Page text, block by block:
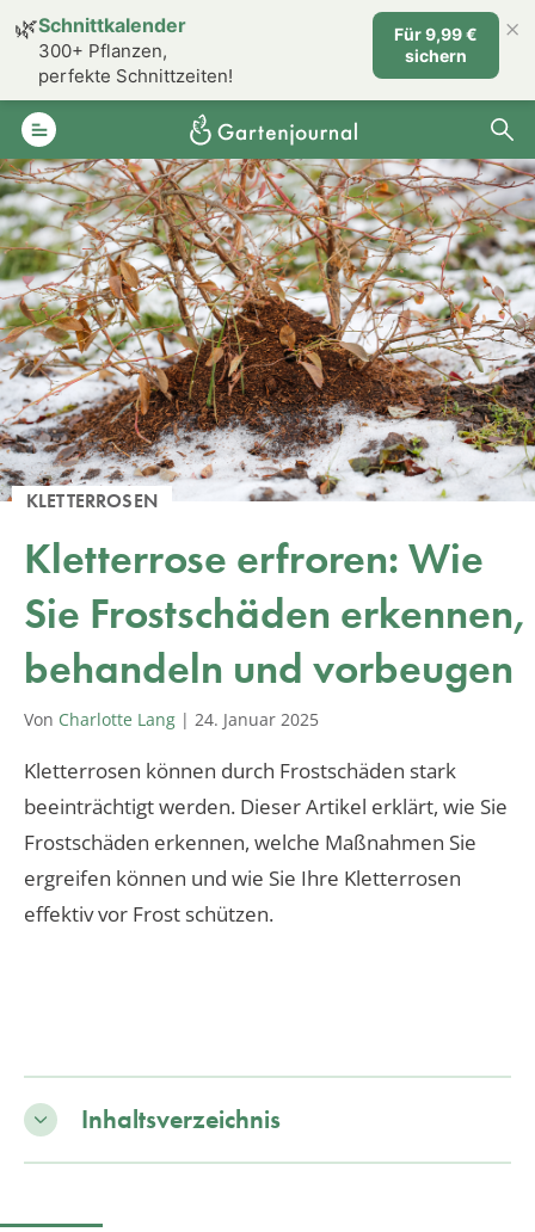
KLETTERROSEN
Kletterrose erfroren: Wie
Sie Frostschäden erkennen,
behandeln und vorbeugen
Von Charlotte Lang | 24. Januar 2025
Kletterrosen können durch Frostschäden stark
beeinträchtigt werden. Dieser Artikel erklärt, wie Sie
Frostschäden erkennen, welche Maßnahmen Sie
ergreifen können und wie Sie Ihre Kletterrosen
effektiv vor Frost schützen.
Inhaltsverzeichnis
🌿Schnittkalender
300+ Pflanzen,
perfekte Schnittzeiten!
Für 9,99 €
sichern
×